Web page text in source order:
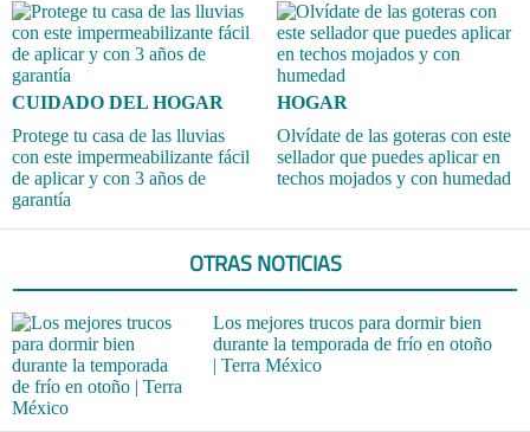
CUIDADO DEL HOGAR
Protege tu casa de las lluvias
con este impermeabilizante fácil
de aplicar y con 3 años de
garantía
HOGAR
Olvídate de las goteras con este
sellador que puedes aplicar en
techos mojados y con humedad
OTRAS NOTICIAS
Los mejores trucos para dormir bien
durante la temporada de frío en otoño
| Terra México